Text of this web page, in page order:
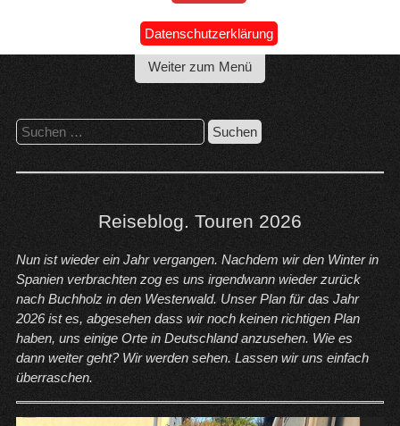
Wohnmobil Reiseblog Roger & Hilde
Weiter zum Menü
Suchen
nach:
Reiseblog. Touren 2026
Nun ist wieder ein Jahr vergangen. Nachdem wir den Winter in
Spanien verbrachten zog es uns irgendwann wieder zurück
nach Buchholz in den Westerwald. Unser Plan für das Jahr
2026 ist es, abgesehen dass wir noch keinen richtigen Plan
haben, uns einige Orte in Deutschland anzusehen. Wie es
dann weiter geht? Wir werden sehen. Lassen wir uns einfach
überraschen.
Datenschutzerklärung